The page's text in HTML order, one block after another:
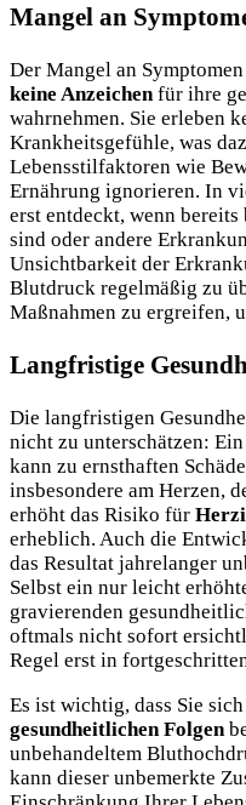
Mangel an
Der Mangel an
keine Anzeichen für ihre
wahrnehmen. Sie erleben
Krankheitsgefühle, was
Lebensstilfaktoren wie
Ernährung ignorieren. In
erst entdeckt, wenn
sind oder andere
Unsichtbarkeit der
Blutdruck regelmäßig zu
Maßnahmen zu ergreifen,
Langfristige
Die langfristigen
nicht zu unterschätzen:
kann zu ernsthaften
insbesondere am Herzen,
erhöht das Risiko für
erheblich. Auch die
das Resultat jahrelanger
Selbst ein nur leicht
gravierenden
oftmals nicht sofort
Regel erst in
Es ist wichtig, dass Sie
gesundheitlichen Folgen
unbehandeltem
kann dieser unbemerkte